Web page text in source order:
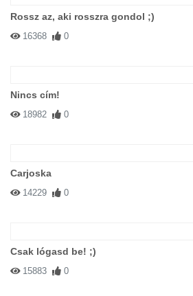
Rossz az, aki rosszra gondol ;)
16368 0
Nincs cím!
18982 0
Carjoska
14229 0
Csak lógasd be! ;)
15883 0